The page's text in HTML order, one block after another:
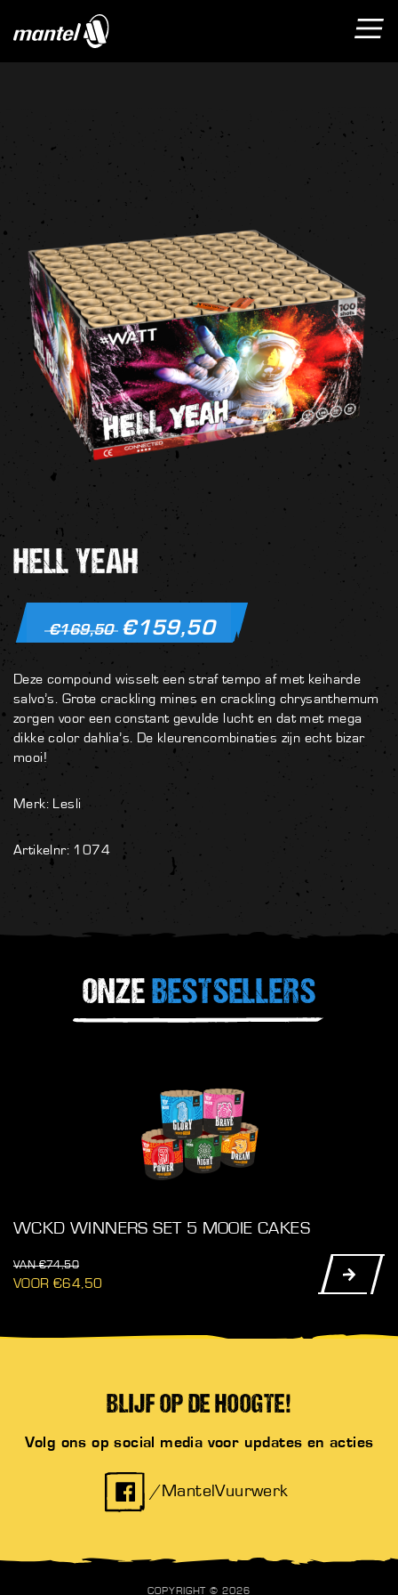
PRODUCTEN
OVER ONS
FAQ
CONTACT
HELL YEAH
€169,50 €159,50
Deze compound wisselt een straf tempo af met keiharde
salvo’s. Grote crackling mines en crackling chrysanthemum
zorgen voor een constant gevulde lucht en dat met mega
dikke color dahlia’s. De kleurencombinaties zijn echt bizar
mooi!
Merk: Lesli
Artikelnr: 1074
ONZEBESTSELLERS
WCKD WINNERS SET 5 MOOIE CAKES
€74,50
€64,50
BLIJF OP DE HOOGTE!
Volg ons op social media voor updates en acties
/MantelVuurwerk
COPYRIGHT © 2026